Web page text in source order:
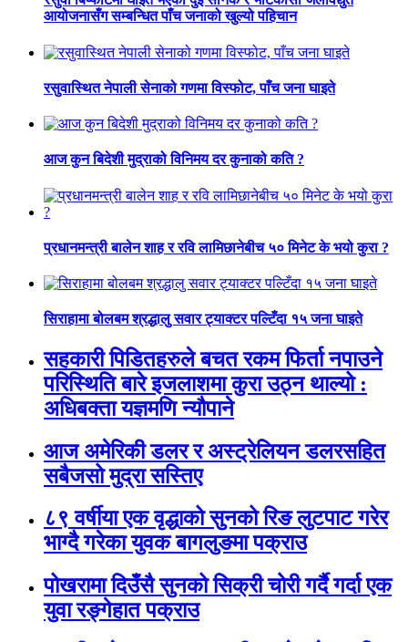
आयोजनासँग सम्बन्धित पाँच जनाको खुल्यो पहिचान
रसुवास्थित नेपाली सेनाको गणमा विस्फोट, पाँच जना घाइते
आज कुन बिदेशी मुद्राको विनिमय दर कुनाको कति ?
प्रधानमन्त्री बालेन शाह र रवि लामिछानेबीच ५० मिनेट के भयो कुरा ?
सिराहामा बोलबम श्रद्धालु सवार ट्याक्टर पल्टिँदा १५ जना घाइते
सहकारी पिडितहरुले बचत रकम फिर्ता नपाउने
परिस्थिति बारे इजलाशमा कुरा उठ्न थाल्यो :
अधिबक्ता यज्ञमणि न्यौपाने
आज अमेरिकी डलर र अस्ट्रेलियन डलरसहित
सबैजसो मुद्रा सस्तिए
८९ वर्षीया एक वृद्धाको सुनको रिङ लुटपाट गरेर
भाग्दै गरेका युवक बागलुङमा पक्राउ
पोखरामा दिउँसै सुनको सिक्री चोरी गर्दै गर्दा एक
युवा रङ्गेहात पक्राउ